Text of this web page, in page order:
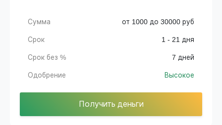
Сумма от 1000 до 30000 руб
Срок 1 - 21 дня
Срок без % 7 дней
Одобрение Высокое
Получить деньги